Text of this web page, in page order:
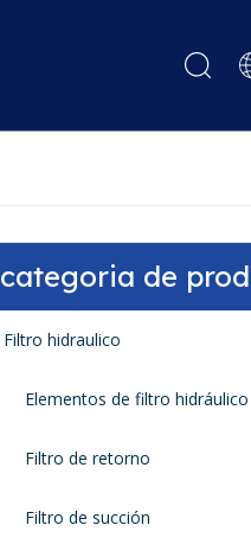
categoria de
Filtro hidraulico
Elementos de filtro hidráulico
Filtro de retorno
Filtro de succión